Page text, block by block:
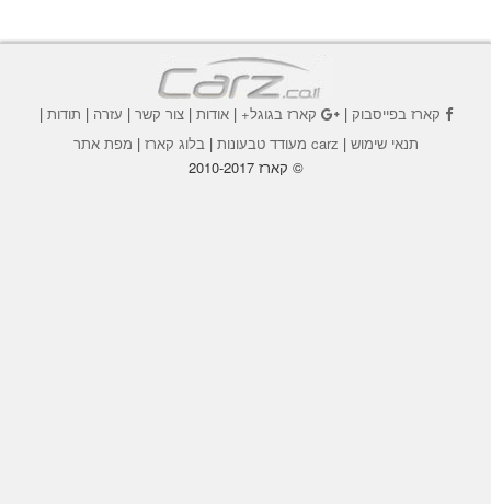
קארז בפייסבוק| קארז בגוגל+|אודות |צור קשר | עזרה | תודות |
תנאי שימוש | carz מעודד טבעונות | בלוג קארז | מפת אתר
© קארז 2010-2017